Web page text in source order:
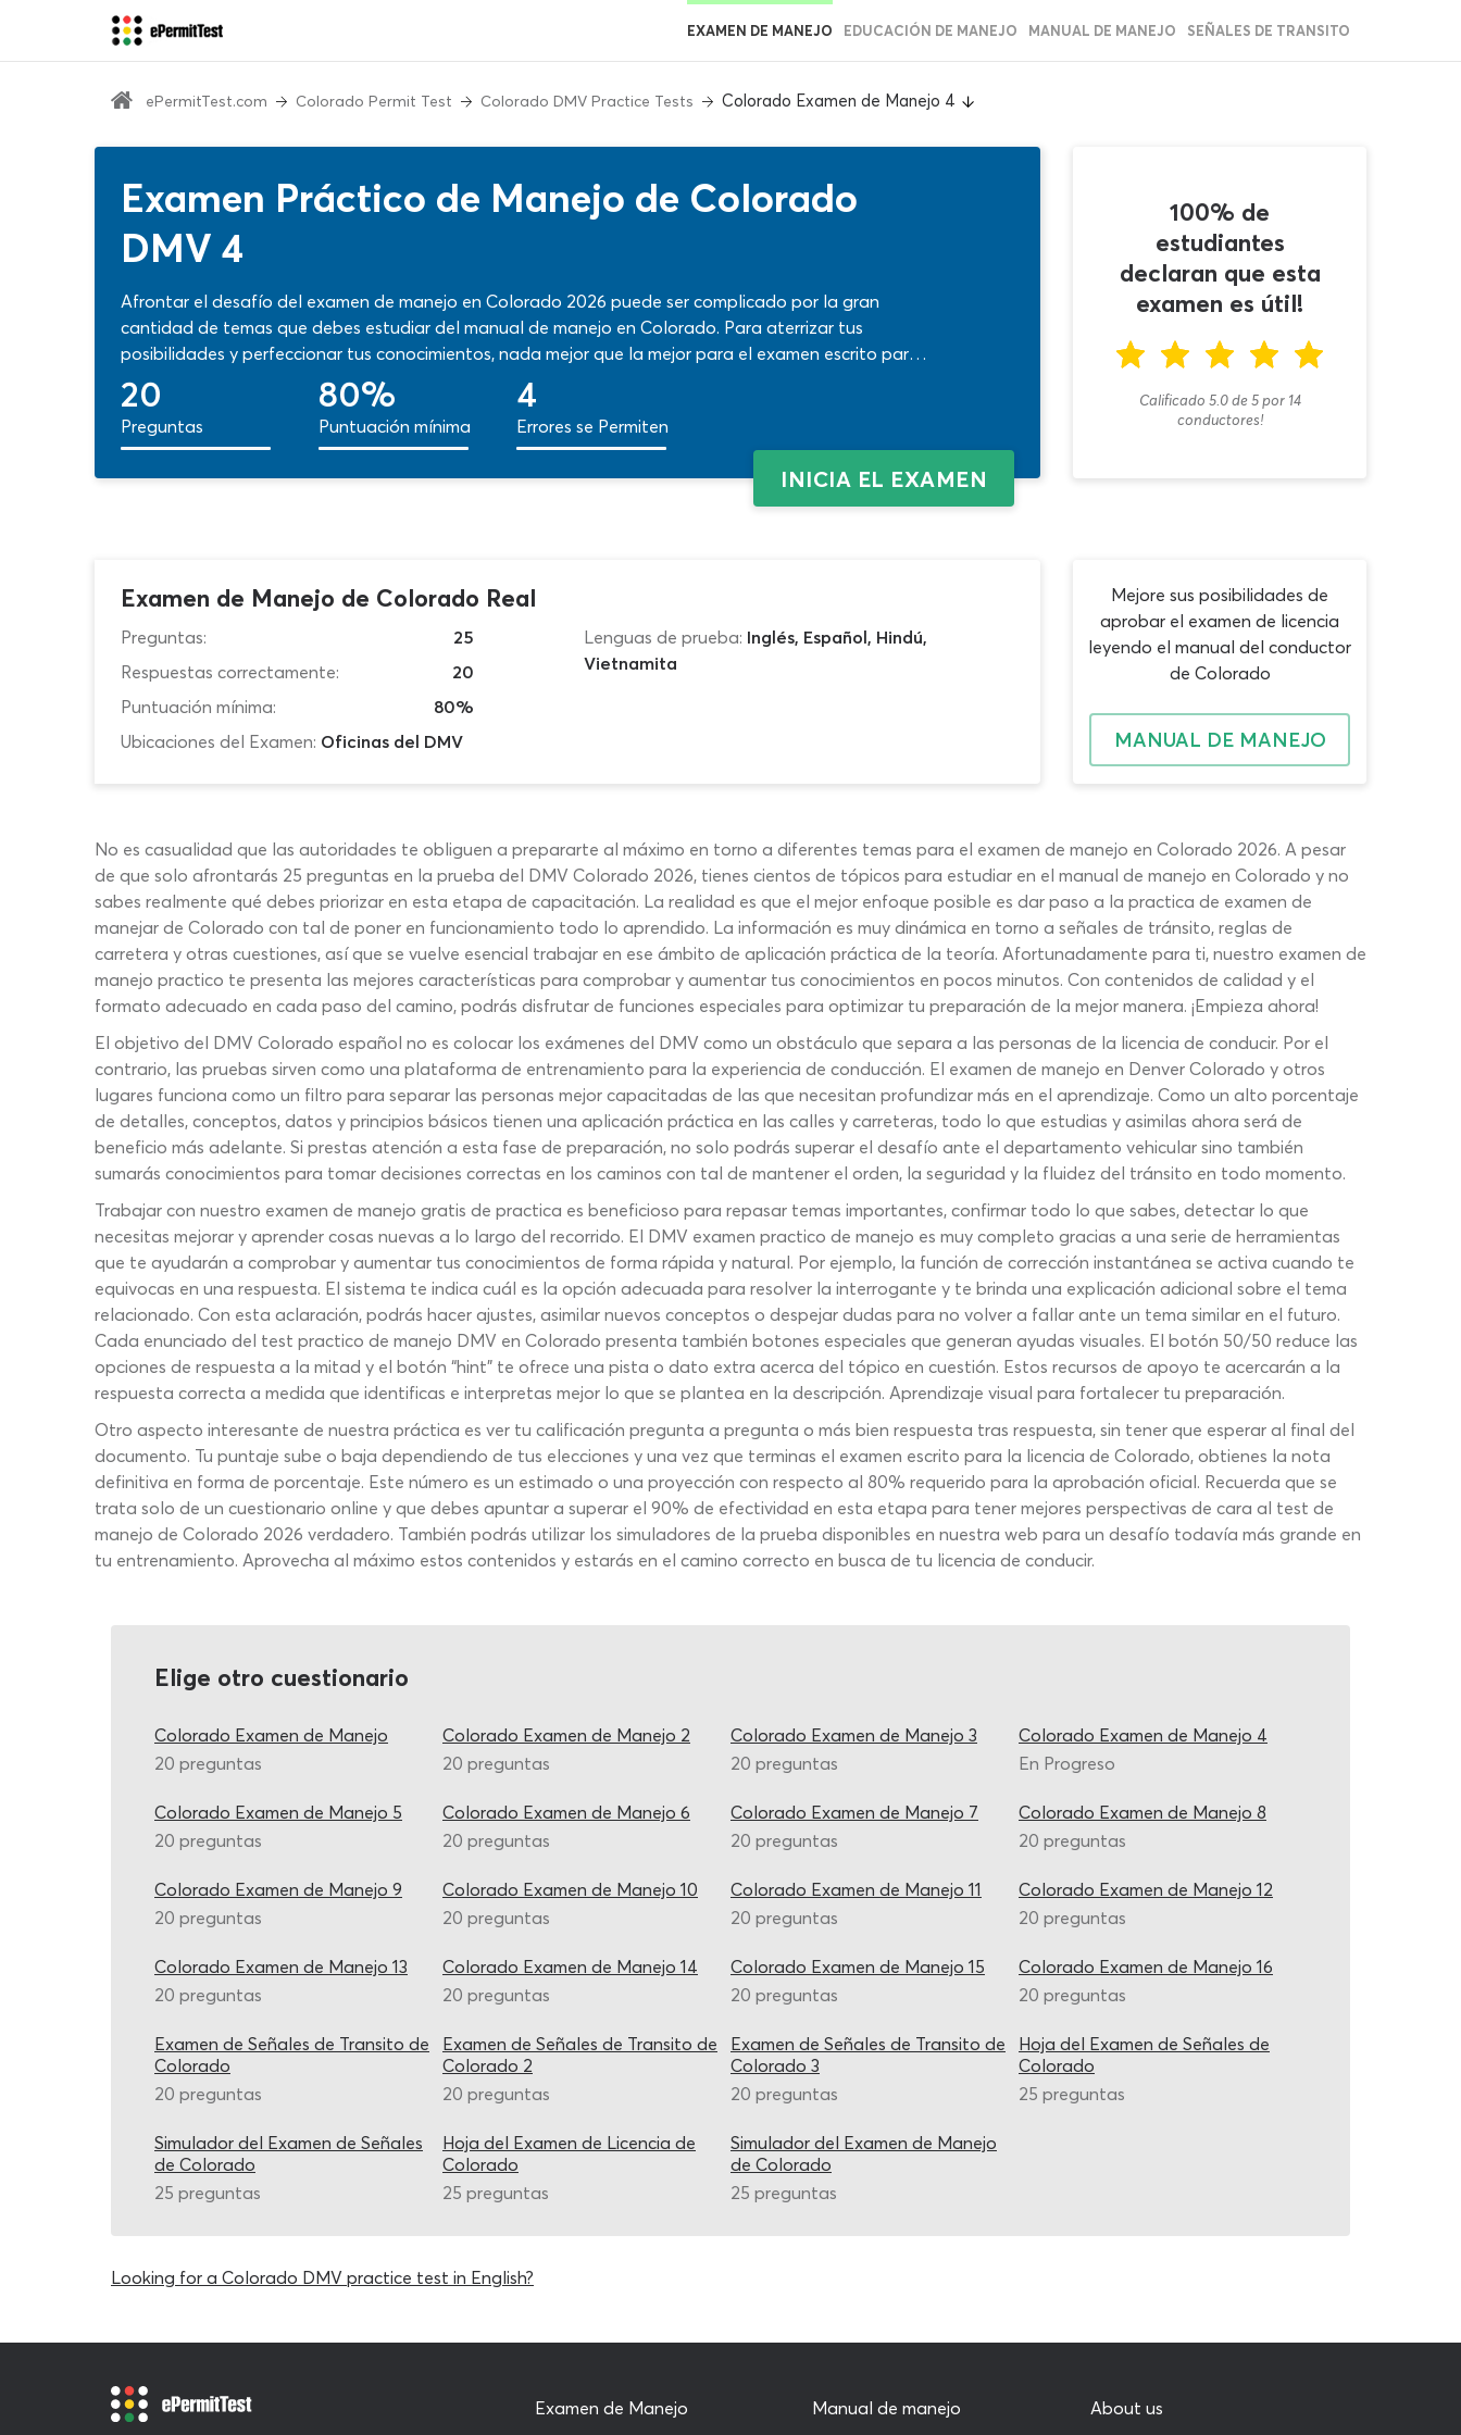
EXAMEN DE MANEJO EDUCACIÓN DE MANEJO MANUAL DE MANEJO SEÑALES DE TRANSITO
ePermitTest.com Colorado Permit Test Colorado DMV Practice Tests Colorado Examen de Manejo 4
Examen Práctico de Manejo de Colorado
DMV 4
Afrontar el desafío del examen de manejo en Colorado 2026 puede ser complicado por la gran
cantidad de temas que debes estudiar del manual de manejo en Colorado. Para aterrizar tus
posibilidades y perfeccionar tus conocimientos, nada mejor que la mejor para el examen escrito para
la licencia de Colorado… Con contenidos de calidad, el formato adecuado y funciones interactivas
para fortalecer tu aprendizaje en cada pregunta. ¡Empieza ahora!
20
Preguntas
80%
Puntuación mínima
4
Errores se Permiten
INICIA EL EXAMEN
100% de
estudiantes
declaran que esta
examen es útil!
Calificado 5.0de5por 14
conductores!
Examen de Manejo de Colorado Real
Preguntas:
25
Respuestas correctamente:
20
Puntuación mínima:
80%
Ubicaciones del Examen: Oficinas del DMV
Lenguas de prueba: Inglés, Español, Hindú,
Vietnamita
Mejore sus posibilidades de
aprobar el examen de licencia
leyendo el manual del conductor
de Colorado
MANUAL DE MANEJO
No es casualidad que las autoridades te obliguen a prepararte al máximo en torno a diferentes temas para el examen de manejo en Colorado 2026. A pesar
de que solo afrontarás 25 preguntas en la prueba del DMV Colorado 2026, tienes cientos de tópicos para estudiar en el manual de manejo en Colorado y no
sabes realmente qué debes priorizar en esta etapa de capacitación. La realidad es que el mejor enfoque posible es dar paso a la practica de examen de
manejar de Colorado con tal de poner en funcionamiento todo lo aprendido. La información es muy dinámica en torno a señales de tránsito, reglas de
carretera y otras cuestiones, así que se vuelve esencial trabajar en ese ámbito de aplicación práctica de la teoría. Afortunadamente para ti, nuestro examen de
manejo practico te presenta las mejores características para comprobar y aumentar tus conocimientos en pocos minutos. Con contenidos de calidad y el
formato adecuado en cada paso del camino, podrás disfrutar de funciones especiales para optimizar tu preparación de la mejor manera. ¡Empieza ahora!
El objetivo del DMV Colorado español no es colocar los exámenes del DMV como un obstáculo que separa a las personas de la licencia de conducir. Por el
contrario, las pruebas sirven como una plataforma de entrenamiento para la experiencia de conducción. El examen de manejo en Denver Colorado y otros
lugares funciona como un filtro para separar las personas mejor capacitadas de las que necesitan profundizar más en el aprendizaje. Como un alto porcentaje
de detalles, conceptos, datos y principios básicos tienen una aplicación práctica en las calles y carreteras, todo lo que estudias y asimilas ahora será de
beneficio más adelante. Si prestas atención a esta fase de preparación, no solo podrás superar el desafío ante el departamento vehicular sino también
sumarás conocimientos para tomar decisiones correctas en los caminos con tal de mantener el orden, la seguridad y la fluidez del tránsito en todo momento.
Trabajar con nuestro examen de manejo gratis de practica es beneficioso para repasar temas importantes, confirmar todo lo que sabes, detectar lo que
necesitas mejorar y aprender cosas nuevas a lo largo del recorrido. El DMV examen practico de manejo es muy completo gracias a una serie de herramientas
que te ayudarán a comprobar y aumentar tus conocimientos de forma rápida y natural. Por ejemplo, la función de corrección instantánea se activa cuando te
equivocas en una respuesta. El sistema te indica cuál es la opción adecuada para resolver la interrogante y te brinda una explicación adicional sobre el tema
relacionado. Con esta aclaración, podrás hacer ajustes, asimilar nuevos conceptos o despejar dudas para no volver a fallar ante un tema similar en el futuro.
Cada enunciado del test practico de manejo DMV en Colorado presenta también botones especiales que generan ayudas visuales. El botón 50/50 reduce las
opciones de respuesta a la mitad y el botón “hint” te ofrece una pista o dato extra acerca del tópico en cuestión. Estos recursos de apoyo te acercarán a la
respuesta correcta a medida que identificas e interpretas mejor lo que se plantea en la descripción. Aprendizaje visual para fortalecer tu preparación.
Otro aspecto interesante de nuestra práctica es ver tu calificación pregunta a pregunta o más bien respuesta tras respuesta, sin tener que esperar al final del
documento. Tu puntaje sube o baja dependiendo de tus elecciones y una vez que terminas el examen escrito para la licencia de Colorado, obtienes la nota
definitiva en forma de porcentaje. Este número es un estimado o una proyección con respecto al 80% requerido para la aprobación oficial. Recuerda que se
trata solo de un cuestionario online y que debes apuntar a superar el 90% de efectividad en esta etapa para tener mejores perspectivas de cara al test de
manejo de Colorado 2026 verdadero. También podrás utilizar los simuladores de la prueba disponibles en nuestra web para un desafío todavía más grande en
tu entrenamiento. Aprovecha al máximo estos contenidos y estarás en el camino correcto en busca de tu licencia de conducir.
Elige otro cuestionario
Colorado Examen de Manejo
20 preguntas
Colorado Examen de Manejo 2
20 preguntas
Colorado Examen de Manejo 3
20 preguntas
Colorado Examen de Manejo 4
En Progreso
Colorado Examen de Manejo 5
20 preguntas
Colorado Examen de Manejo 6
20 preguntas
Colorado Examen de Manejo 7
20 preguntas
Colorado Examen de Manejo 8
20 preguntas
Colorado Examen de Manejo 9
20 preguntas
Colorado Examen de Manejo 10
20 preguntas
Colorado Examen de Manejo 11
20 preguntas
Colorado Examen de Manejo 12
20 preguntas
Colorado Examen de Manejo 13
20 preguntas
Colorado Examen de Manejo 14
20 preguntas
Colorado Examen de Manejo 15
20 preguntas
Colorado Examen de Manejo 16
20 preguntas
Examen de Señales de Transito de
Colorado
20 preguntas
Examen de Señales de Transito de
Colorado 2
20 preguntas
Examen de Señales de Transito de
Colorado 3
20 preguntas
Hoja del Examen de Señales de
Colorado
25 preguntas
Simulador del Examen de Señales
de Colorado
25 preguntas
Hoja del Examen de Licencia de
Colorado
25 preguntas
Simulador del Examen de Manejo
de Colorado
25 preguntas
Looking for a Colorado DMV practice test in English?
Examen de Manejo Manual de manejo About us